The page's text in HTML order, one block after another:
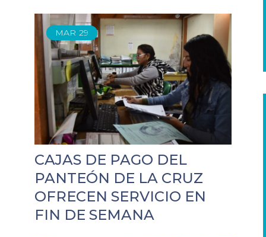
MAR 29
CAJAS DE PAGO DEL
PANTEÓN DE LA CRUZ
OFRECEN SERVICIO EN
FIN DE SEMANA